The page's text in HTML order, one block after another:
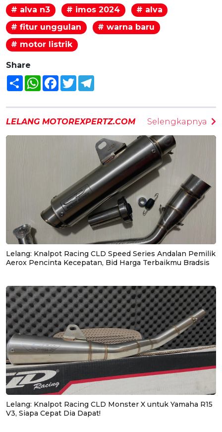
# alva n3
# imos 2024
# alva
# fitur unggulan
# warna baru
# motor listrik
Share
Share WhatsAppFacebook
Twitter
LELANG MOTOREXPERTZ.COM Selengkapnya
Lelang: Knalpot Racing CLD Speed Series Andalan Pemilik
Aerox Pencinta Kecepatan, Bid Harga Terbaikmu Bradsis
Lelang: Knalpot Racing CLD Monster X untuk Yamaha R15
V3, Siapa Cepat Dia Dapat!